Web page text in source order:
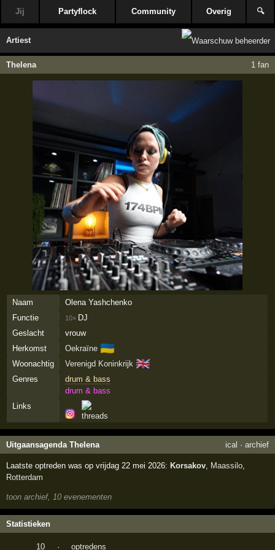
Jij Partyflock Community Overig 🔍
Artiest
Thelena 1 fan
Naam
Olena Yashchenko
Functie
10× DJ
Geslacht
vrouw
Herkomst
Oekraïne 🇺🇦
Woonachtig Verenigd Koninkrijk 🇬🇧
Genres
drum & bass
drum & bass
Links
Uitgaansagenda Thelena ical · archief
Laatste optreden was op vrijdag 22 mei 2026: Korsakov Maassilo
Rotterdam
toon archief, 10 evenementen
Statistieken
10 · optredens